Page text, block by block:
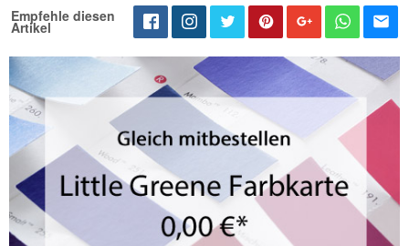
Empfehle diesen
Artikel